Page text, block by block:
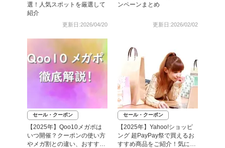
選！人気スポットを厳選して
紹介
更新日:2026/04/20
ンペーンまとめ
更新日:2026/02/02
セール・クーポン
【2025年】Qoo10メガポは
いつ開催？クーポンの使い方
やメガ割との違い、おすすめ
セール・クーポン
【2025年】Yahoo!ショッピ
ング 超PayPay祭で買えるお
すすめ商品をご紹介！気にな